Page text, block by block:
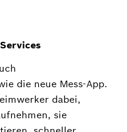
die neue Mess-App.
dabei,
sie